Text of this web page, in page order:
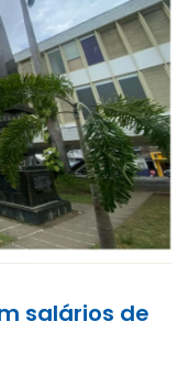
salários de